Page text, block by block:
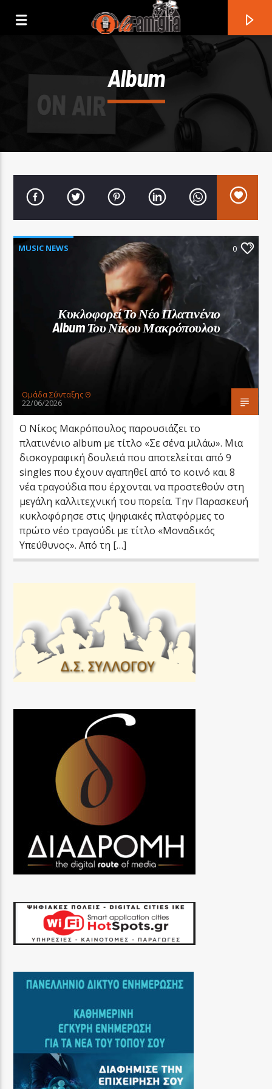
Title
LA FAMIGLIA ΝΗΣΙΩΤΙΚΑ
Album
MUSIC NEWS 0
Κυκλοφορεί Το Νέο Πλατινένιο
Album Του Νίκου Μακρόπουλου
Oμάδα Σύνταξης Θ
22/06/2026
Ο Νίκος Μακρόπουλος παρουσιάζει το
πλατινένιο album με τίτλο «Σε σένα μιλάω». Μια
δισκογραφική δουλειά που αποτελείται από 9
singles που έχουν αγαπηθεί από το κοινό και 8
νέα τραγούδια που έρχονται να προστεθούν στη
μεγάλη καλλιτεχνική του πορεία. Την Παρασκευή
κυκλοφόρησε στις ψηφιακές πλατφόρμες το
πρώτο νέο τραγούδι με τίτλο «Μοναδικός
Υπεύθυνος». Από τη […]